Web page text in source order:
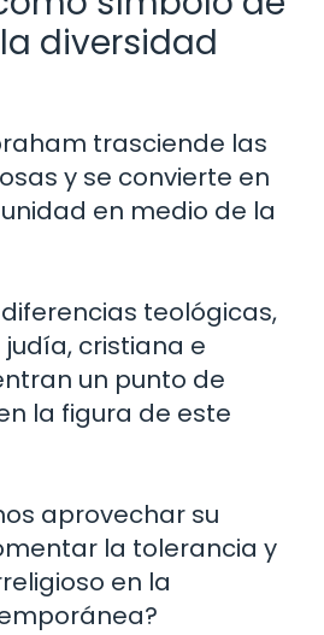
diversidad
trasciende las
y se convierte en
en medio de la
teológicas,
cristiana e
un punto de
la figura de este
aprovechar su
la tolerancia y
en la